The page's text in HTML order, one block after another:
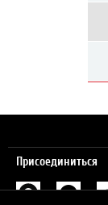
Присоединиться